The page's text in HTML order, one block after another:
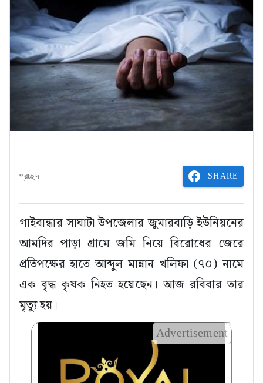
প্রচ্ছদ SHARE
গাইবান্ধার সাঘাটা উপজেলার জুমারবাড়ি ইউনিয়নের
আমদির পাড়া গ্রামে জমি নিয়ে বিরোধের জেরে
প্রতিপক্ষের হাতে আব্দুল মান্নান খলিফা (৭০) নামে
এক বৃদ্ধ কৃষক নিহত হয়েছেন। আজ রবিবার তার
মৃত্যু হয়।
Advertisement